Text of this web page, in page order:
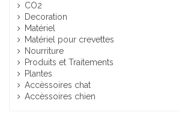
CO2
Decoration
Matériel
Matériel pour crevettes
Nourriture
Produits et Traitements
Plantes
Accèssoires chat
Accèssoires chien